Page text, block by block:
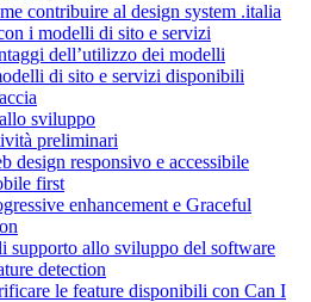
contribuire al design system .italia
i modelli di sito e servizi
dell’utilizzo dei modelli
di sito e servizi disponibili
sviluppo
preliminari
design responsivo e accessibile
first
enhancement e Graceful
supporto allo sviluppo del software
detection
le feature disponibili con Can I